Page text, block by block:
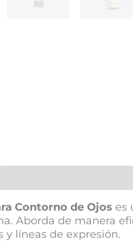
Contorno de Ojos es
Aborda de manera
y líneas de expresión.